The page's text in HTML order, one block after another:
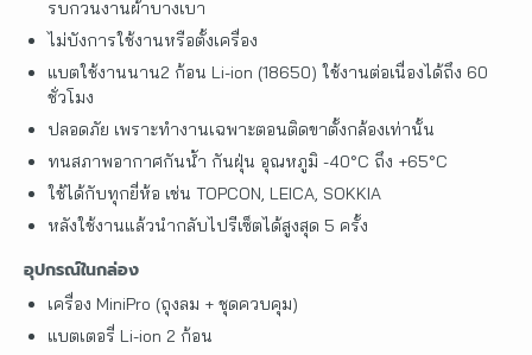
รบกวนงานผ้าบางเบา
ไม่บังการใช้งานหรือตั้งเครื่อง
แบตใช้งานนาน2 ก้อน Li-ion (18650) ใช้งานต่อเนื่องได้ถึง 60
ชั่วโมง
ปลอดภัย เพราะทำงานเฉพาะตอนติดขาตั้งกล้องเท่านั้น
ทนสภาพอากาศกันน้ำ กันฝุ่น อุณหภูมิ -40°C ถึง +65°C
ใช้ได้กับทุกยี่ห้อ เช่น TOPCON, LEICA, SOKKIA
หลังใช้งานแล้วนำกลับไปรีเซ็ตได้สูงสุด 5 ครั้ง
อุปกรณ์ในกล่อง
เครื่อง MiniPro (ถุงลม + ชุดควบคุม)
แบตเตอรี่ Li-ion 2 ก้อน